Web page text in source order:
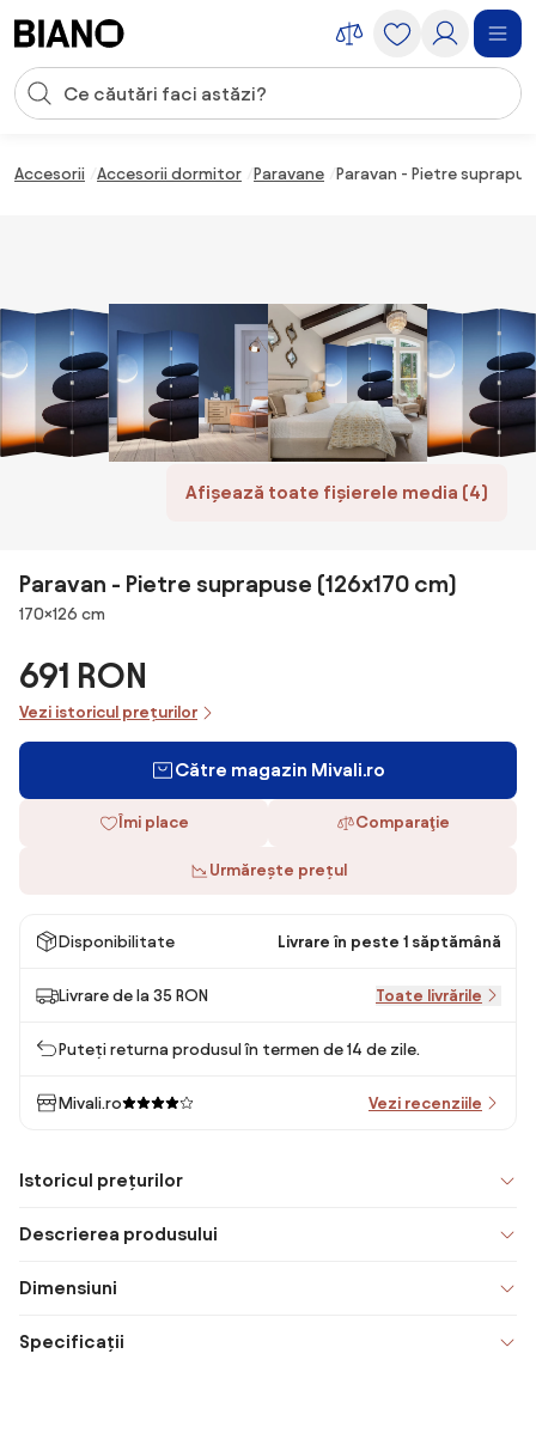
Introducerea căutării
Accesorii Accesorii dormitor Paravane Paravan - Pietre
Afișează toate fișierele media (4)
Paravan - Pietre suprapuse (126x170 cm)
Dimensiuni
170×126 cm
691 RON
Vezi istoricul prețurilor
Către magazin Mivali.ro
Îmi place Comparaţie
Urmărește prețul
Disponibilitate Livrare în peste 1 săptămână
Livrare de la 35 RON Toate livrările
Puteți returna produsul în termen de 14 de zile.
Mivali.ro Vezi recenziile
Istoricul prețurilor
Descrierea produsului
Dimensiuni
Specificații